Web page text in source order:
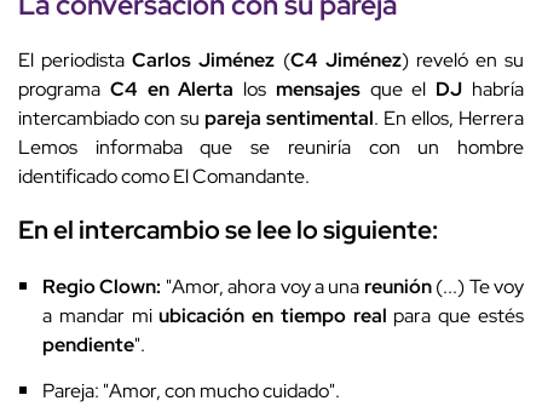
El periodistaCarlos Jiménez (C4 Jiménez) reveló en su
programa C4 en Alerta los mensajesque el DJ habría
intercambiado con su pareja sentimental. En ellos, Herrera
Lemos informaba que se reuniría con un hombre
identificado como El Comandante.
En el intercambio se lee lo siguiente:
Regio Clown: "Amor, ahora voy a unareunión(...) Te voy
a mandar miubicación en tiempo real para que estés
pendiente".
Pareja: "Amor, con mucho cuidado".